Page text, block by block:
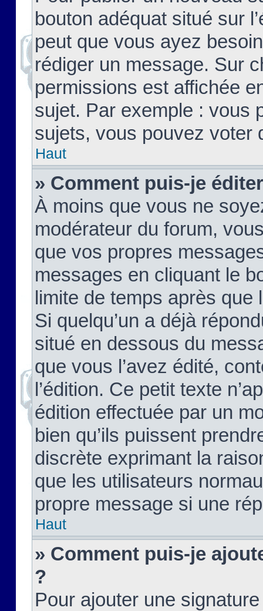
bouton adéquat situé sur
peut que vous ayez
rédiger un message. Sur
permissions est affichée
sujet. Par exemple : vous
sujets, vous pouvez voter
Haut
» Comment puis-je
À moins que vous ne
modérateur du forum,
que vos propres
messages en cliquant le
limite de temps après que
Si quelqu’un a déjà
situé en dessous du
que vous l’avez édité,
l’édition. Ce petit texte
édition effectuée par un
bien qu’ils puissent
discrète exprimant la
que les utilisateurs
propre message si une
Haut
» Comment puis-je
?
Pour ajouter une